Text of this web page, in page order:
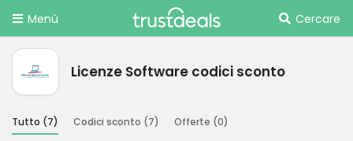
Menù Cercare
Licenze Software codici sconto
Tutto (7) Codici sconto (7) Offerte (0)